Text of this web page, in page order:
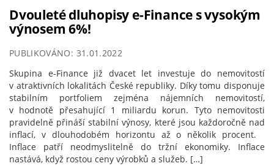
Dvouleté dluhopisy e-Finance s vysokým
výnosem 6%!
PUBLIKOVÁNO: 31.01.2022
Skupina e-Finance již dvacet let investuje do nemovitostí
v atraktivních lokalitách České republiky. Díky tomu disponuje
stabilním portfoliem zejména nájemních nemovitostí,
v hodnotě přesahující 1 miliardu korun. Tyto nemovitosti
pravidelně přináší stabilní výnosy, které jsou každoročně nad
inflací, v dlouhodobém horizontu až o několik procent.
Inflace patří neodmyslitelně do tržní ekonomiky. Inflace
nastává, když rostou ceny výrobků a služeb. […]